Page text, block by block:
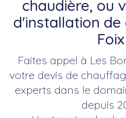
chaudière, ou
d'installation
Foix
Faites appel à Les
votre devis de
experts dans le
depuis